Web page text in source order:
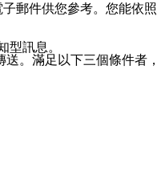
郵件供您參考。您能依
型訊息。
。滿足以下三個條件者